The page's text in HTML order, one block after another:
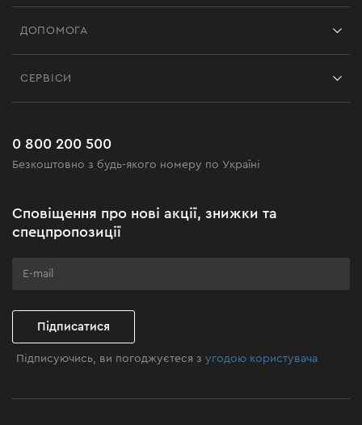
Чорна п'ятниця
Клуб майстерності
ДОПОМОГА
Поширені запитання
СЕРВІСИ
0 800 200 500
Безкоштовно з будь-якого номеру по Україні
Сповіщення про нові акції, знижки та
спецпропозиції
Підписатися
Підписуючись, ви погоджуєтеся зугодою користувача